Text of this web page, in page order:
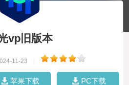
vp旧版本
11-23
苹果下载 PC下载